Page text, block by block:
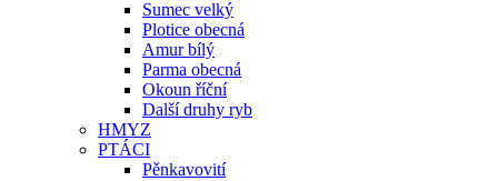
Sumec velký
Plotice obecná
Amur bílý
Parma obecná
Okoun říční
Další druhy ryb
HMYZ
PTÁCI
Pěnkavovití